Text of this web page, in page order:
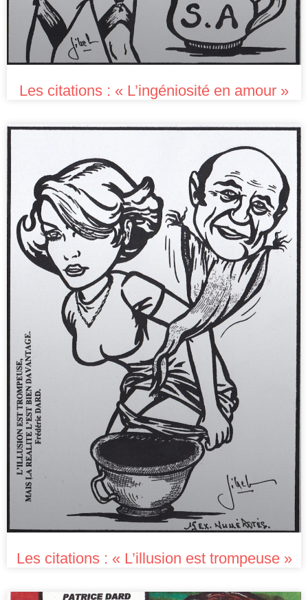
Les citations : « L’ingéniosité en amour »
Les citations : « L’illusion est trompeuse »